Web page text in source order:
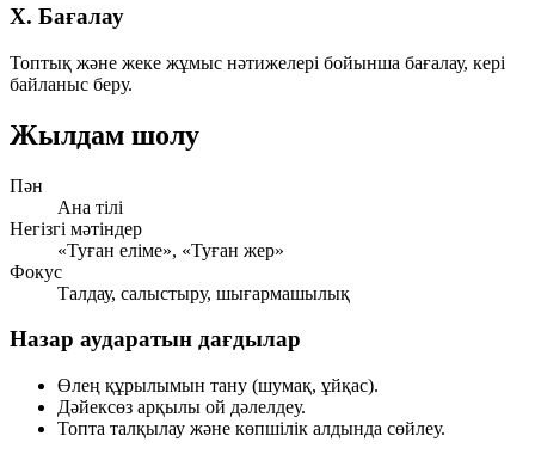
X. Бағалау
Топтық және жеке жұмыс нәтижелері бойынша бағалау, кері
байланыс беру.
Жылдам шолу
Пән
Ана тілі
Негізгі мәтіндер
«Туған еліме», «Туған жер»
Фокус
Талдау, салыстыру, шығармашылық
Назар аударатын дағдылар
Өлең құрылымын тану (шумақ, ұйқас).
Дәйексөз арқылы ой дәлелдеу.
Топта талқылау және көпшілік алдында сөйлеу.